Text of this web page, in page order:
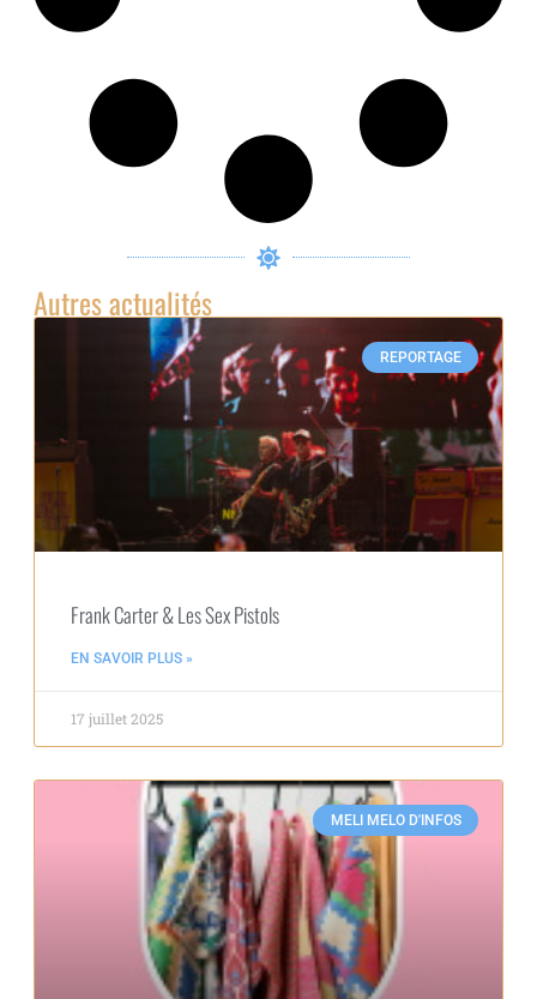
Autres actualités
REPORTAGE
Frank Carter & Les Sex Pistols
EN SAVOIR PLUS »
17 juillet 2025
MELI MELO D'INFOS